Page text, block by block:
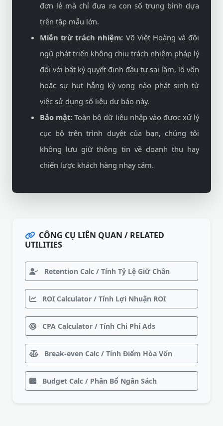
đơn lẻ mà chỉ đưa ra con số trung bình dựa
trên tập mẫu lớn.
Miễn trừ trách nhiệm: Võ Việt Hoàng và đội
ngũ phát triển không chịu trách nhiệm pháp lý
đối với bất kỳ quyết định đầu tư sai lầm, lỗ vốn
hoặc sự hụt hẫng kỳ vọng nào phát sinh từ
việc sử dụng số liệu dự báo này.
Bảo mật: Toàn bộ dữ liệu nhập vào được xử lý
cục bộ trên trình duyệt của bạn, chúng tôi
không lưu giữ thông tin về doanh thu hay
chiến lược khách hàng nhạy cảm.
CÔNG CỤ LIÊN QUAN / RELATED
UTILITIES
Retention Calc / Tính Tỷ Lệ Giữ Chân
ROI Calculator / Tính Lợi Nhuận ROI
CPA Calculator / Tính Chi Phí Ads
Break-even Calc / Tính Điểm Hòa Vốn
Budget Calc / Phân Bổ Ngân Sách